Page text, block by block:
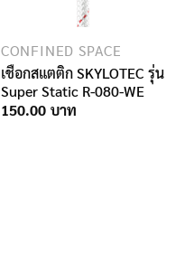
CONFINED SPACE
เชือกสแตติก SKYLOTEC รุ่น
Super Static R-080-WE
150.00